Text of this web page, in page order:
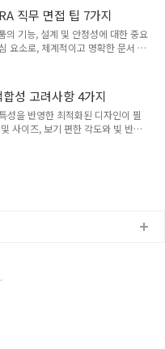
을 마련하고 있습니다. 식약처는 국
새로운 기술이나 제품에 대해 보수
개발자들이 높은 기준을 충족시키
니다. 둘째, SaMD 허가 인력의 부
..
직무 면접 팁 7가지
의 기능, 설계 및 안정성에 대한 중요
요소로, 체계적이고 명확한 문서 작
프트웨어 의료기기의 보안은 매우
의 소프트웨어 의료기기 관련 인
규정에 대한 이해와 이에 따른 대
웨어 의료기기 시장의 최신 트렌드
공적인 대화를 위해 필수적입니다.
성 고려사항 4가지
성을 반영한 최적화된 디자인이 필
사이즈, 보기 편한 각도와 빛 반사
사용 호환성 등을 포함합니다. 또한,